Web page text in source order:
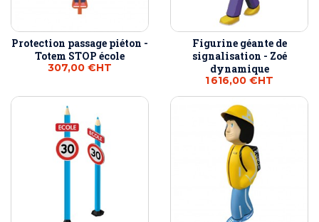
Protection passage piéton -
Totem STOP école
307,00 €HT
Figurine géante de
signalisation - Zoé
dynamique
1 616,00 €HT